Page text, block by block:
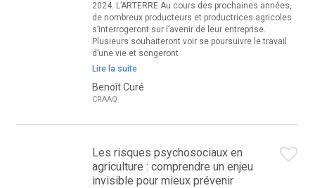
2024. L’ARTERRE Au cours des prochaines années,
de nombreux producteurs et productrices agricoles
s’interrogeront sur l’avenir de leur entreprise.
Plusieurs souhaiteront voir se poursuivre le travail
d’une vie et songeront
Lire la suite
Benoît Curé
CRAAQ
Les risques psychosociaux en
agriculture : comprendre un enjeu
invisible pour mieux prévenir